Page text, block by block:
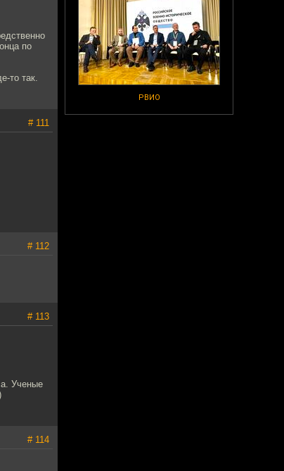
РВИО
по
то так.
# 111
# 112
# 113
Ученые
# 114